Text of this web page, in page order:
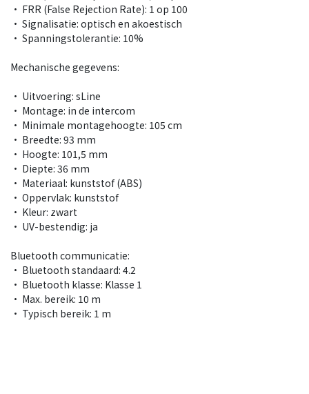
• FRR (False Rejection Rate): 1 op 100
• Signalisatie: optisch en akoestisch
• Spanningstolerantie: 10%
Mechanische gegevens:
• Uitvoering: sLine
• Montage: in de intercom
• Minimale montagehoogte: 105 cm
• Breedte: 93 mm
• Hoogte: 101,5 mm
• Diepte: 36 mm
• Materiaal: kunststof (ABS)
• Oppervlak: kunststof
• Kleur: zwart
• UV-bestendig: ja
Bluetooth communicatie:
• Bluetooth standaard: 4.2
• Bluetooth klasse: Klasse 1
• Max. bereik: 10 m
• Typisch bereik: 1 m